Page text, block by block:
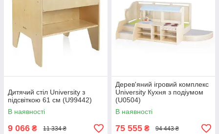
Дитячий стіл University з
підсвіткою 61 см (U99442)
В наявності
9 066 ₴ 11 334 ₴
Дерев'яний ігровий комплекс
University Кухня з подіумом
(U0504)
В наявності
75 555 ₴ 94 443 ₴